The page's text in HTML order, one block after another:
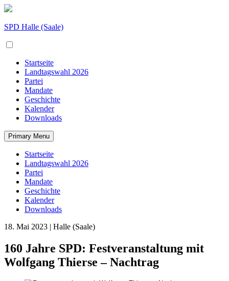
Skip
content
SPD Halle (Saale)
Startseite
Landtagswahl 2026
Partei
Mandate
Geschichte
Kalender
Downloads
Primary Menu
Startseite
Landtagswahl 2026
Partei
Mandate
Geschichte
Kalender
Downloads
18. Mai 2023 | Halle (Saale)
160 Jahre SPD: Festveranstaltung mit
Wolfgang Thierse – Nachtrag